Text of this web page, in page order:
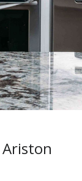
Ariston